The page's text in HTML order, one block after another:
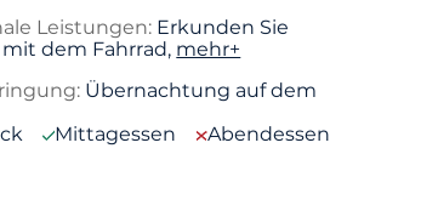
Leistungen: Erkunden Sie
dem Fahrrad, mehr+
Übernachtung auf dem
Mittagessen Abendessen